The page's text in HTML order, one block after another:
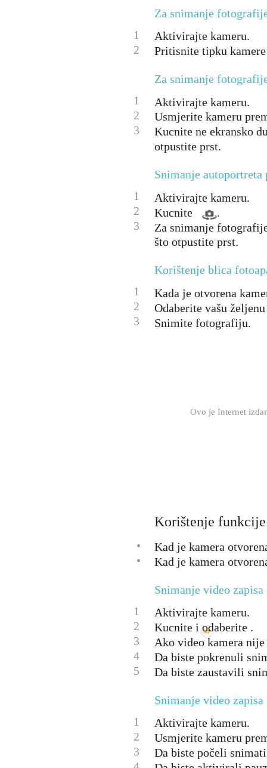
Za snimanje
1
Aktivirajte kameru.
2
Pritisnite tipku
Za snimanje
1
Aktivirajte kameru.
2
Usmjerite kameru
3
Kucnite ne ekransko
otpustite prst.
Snimanje
1
Aktivirajte kameru.
2
Kucnite
.
3
Za snimanje
što otpustite prst.
Korištenje blica
1
Kada je otvorena
2
Odaberite vašu
3
Snimite fotografiju.
Ovo je Internet
Korištenje
•
Kad je kamera
•
Kad je kamera
Snimanje video
1
Aktivirajte kameru.
2
Kucnite i odaberite .
3
Ako video kamera
4
Da biste pokrenuli
5
Da biste zaustavili
Snimanje video zapisa
1
Aktivirajte kameru.
2
Usmjerite kameru
3
Da biste počeli